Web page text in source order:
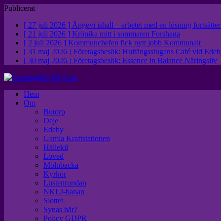
Publicerat
[ 27 juli 2026 ] Ängevi ishall – arbetet med en lösning fortsätter
[ 21 juli 2026 ] Krönika mitt i sommaren Forshaga
[ 2 juli 2026 ] Kommunchefen fick nytt jobb Kommunalt
[ 31 maj 2026 ] Företagsbesök: Hultängsstugans Café vid
[ 30 maj 2026 ] Företagsbesök: Essence in Balance Näringsliv
Hem
Om
Butorp
Deje
Edeby
Gamla Kraftstationen
Hällekil
Löved
Mölnbacka
Kyrkor
Lustenrundan
NKLJ-banan
Slottet
Synas här?
Policy GDPR